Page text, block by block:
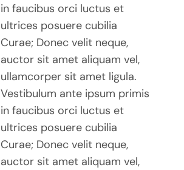
in faucibus orci luctus et
ultrices posuere cubilia
Curae; Donec velit neque,
auctor sit amet aliquam vel,
ullamcorper sit amet ligula.
Vestibulum ante ipsum primis
in faucibus orci luctus et
ultrices posuere cubilia
Curae; Donec velit neque,
auctor sit amet aliquam vel,